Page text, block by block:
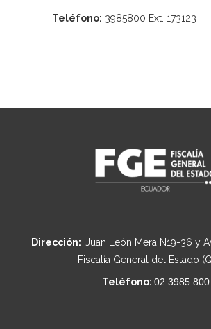
Teléfono: 3985800 Ext. 173123
Dirección: Juan León Mera N19-36 y
Fiscalía General del Estado
Teléfono: 02 3985 800